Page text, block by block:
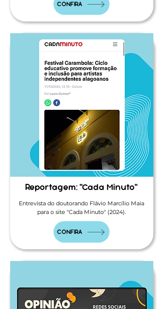
CONFIRA
Reportagem: "Cada Minuto"
Entrevista do doutorando Flávio Marcílio Maia
para o site "Cada Minuto" (2024).
CONFIRA